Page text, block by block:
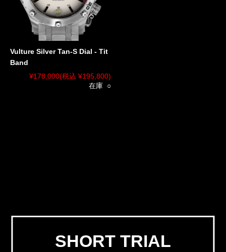
Vulture Silver Tan-S Dial - Tit
Band
¥178,000(税込 ¥195,800)
在庫 ○
SHORT TRIAL